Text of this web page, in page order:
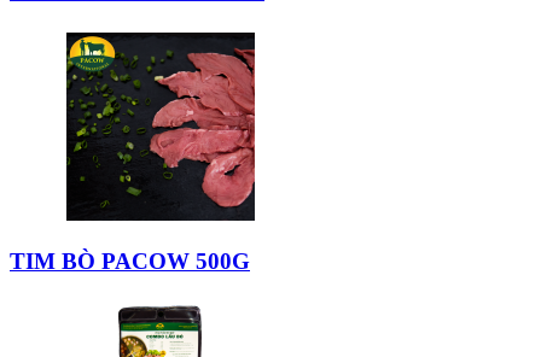
TIM BÒ PACOW 500G